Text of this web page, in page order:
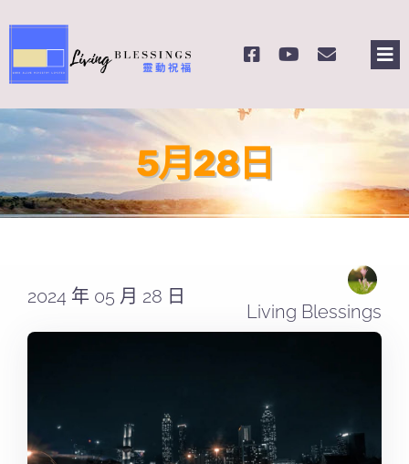
to
content
關於我們
奉獻支持
Search
5月28日
2024 年 05 月 28 日
Living Blessings